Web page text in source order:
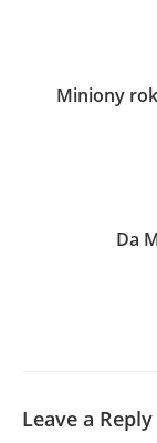
Miniony
Da
Leave a Reply